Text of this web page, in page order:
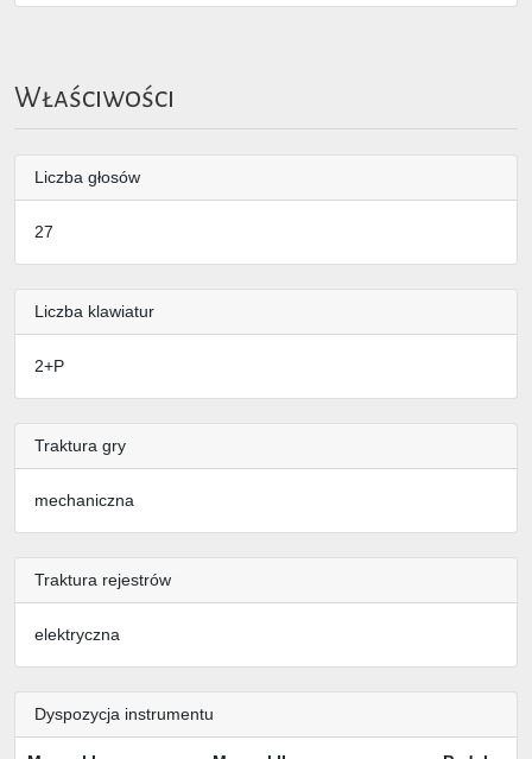
Właściwości
Liczba głosów
27
Liczba klawiatur
2+P
Traktura gry
mechaniczna
Traktura rejestrów
elektryczna
Dyspozycja instrumentu